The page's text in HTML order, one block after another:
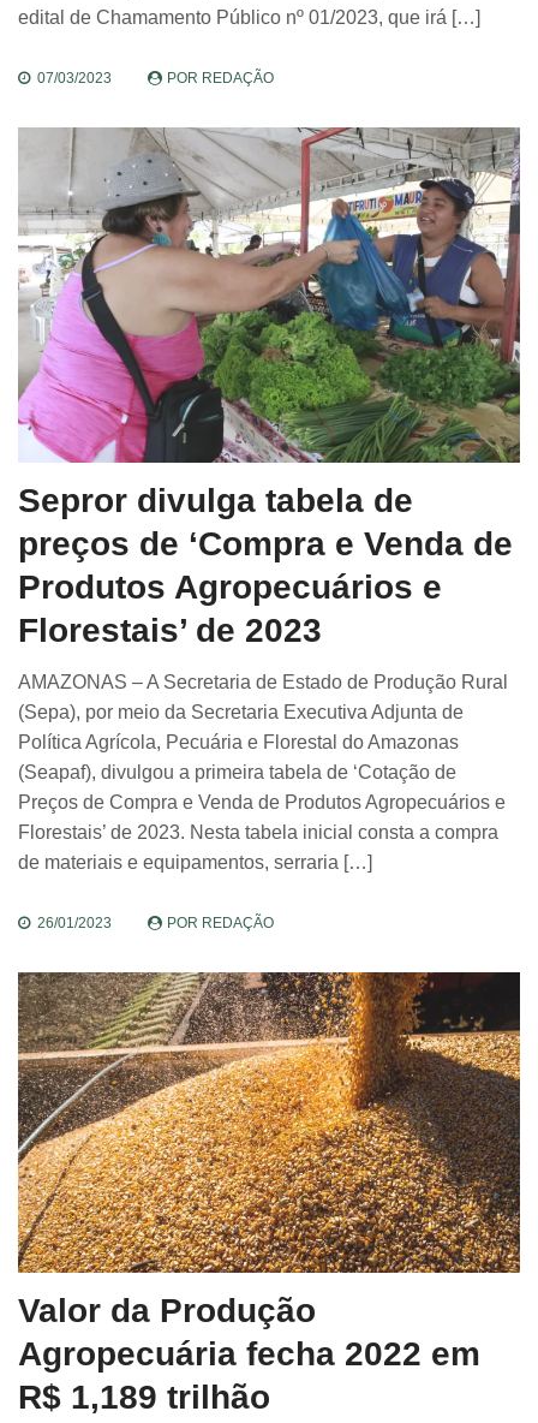
edital de Chamamento Público nº 01/2023, que irá […]
07/03/2023 POR REDAÇÃO
Sepror divulga tabela de
preços de ‘Compra e Venda de
Produtos Agropecuários e
Florestais’ de 2023
AMAZONAS – A Secretaria de Estado de Produção Rural
(Sepa), por meio da Secretaria Executiva Adjunta de
Política Agrícola, Pecuária e Florestal do Amazonas
(Seapaf), divulgou a primeira tabela de ‘Cotação de
Preços de Compra e Venda de Produtos Agropecuários e
Florestais’ de 2023. Nesta tabela inicial consta a compra
de materiais e equipamentos, serraria […]
26/01/2023 POR REDAÇÃO
Valor da Produção
Agropecuária fecha 2022 em
R$ 1,189 trilhão